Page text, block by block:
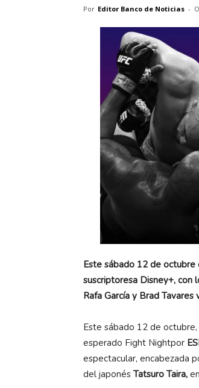
Por Editor Banco de Noticias -
Este sábado 12 de octubre
suscriptoresa Disney+, con
Rafa García y Brad Tavares
Este sábado 12 de
esperado Fight Nightpor
espectacular, encabezada
del japonés Tatsuro Taira,